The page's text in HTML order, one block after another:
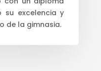
su excelencia y
de la gimnasia.